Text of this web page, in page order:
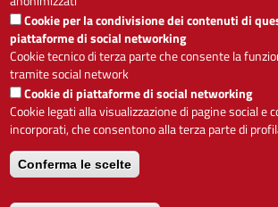
- A +
Alto contrasto
Servizio realizzato da
Cookie per la condivisione dei contenuti di
piattaforme di social networking
Cookie tecnico di terza parte che consente la
tramite social network
Cookie di piattaforme di social networking
Cookie legati alla visualizzazione di pagine social e
incorporati, che consentono alla terza parte di
Conferma le scelte